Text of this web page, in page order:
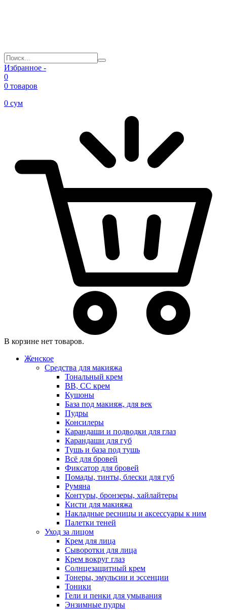
Избранное -
0
0 товаров
0 сум
В корзине нет товаров.
Женское
Средства для макияжа
Тональный крем
BB, CC крем
Кушоны
База под макияж, для век
Пудры
Консилеры
Карандаши и подводки для глаз
Карандаши для губ
Тушь и база под тушь
Всё для бровей
Фиксатор для бровей
Помады, тинты, блески для губ
Румяна
Контуры, бронзеры, хайлайтеры
Кисти для макияжа
Накладные ресницы и аксессуары к ним
Палетки теней
Уход за лицом
Крем для лица
Сыворотки для лица
Крем вокруг глаз
Солнцезащитный крем
Тонеры, эмульсии и эссенции
Тоники
Гели и пенки для умывания
Энзимные пудры